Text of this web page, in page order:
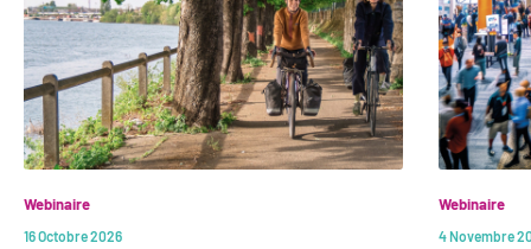
15
Webinaire
16 Octobre 2026
Webinaire
4 Novembre